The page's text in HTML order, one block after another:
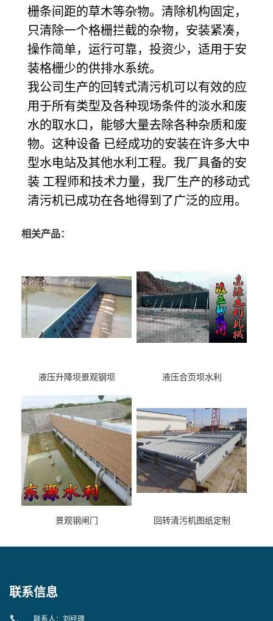
栅条间距的草木等杂物。清除机构固定，
只清除一个格栅拦截的杂物，安装紧凑，
操作简单，运行可靠，投资少，适用于安
装格栅少的供排水系统。
我公司生产的回转式清污机可以有效的应
用于所有类型及各种现场条件的淡水和废
水的取水口，能够大量去除各种杂质和废
物。这种设备 已经成功的安装在许多大中
型水电站及其他水利工程。我厂具备的安
装 工程师和技术力量，我厂生产的移动式
清污机已成功在各地得到了广泛的应用。
相关产品：
液压升降坝景观钢坝 液压合页坝水利
景观钢闸门 回转清污机图纸定制
联系信息
联系人：刘经理